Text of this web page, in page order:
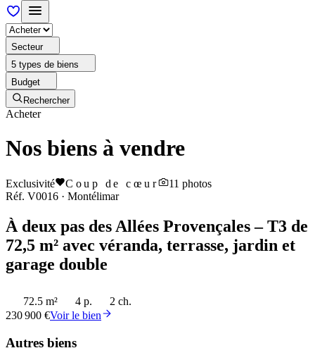
Secteur
5 types de biens
Budget
Rechercher
Acheter
Nos biens à vendre
Exclusivité Coup de cœur 11 photos
Réf. V0016 · Montélimar
À deux pas des Allées Provençales – T3 de
72,5 m² avec véranda, terrasse, jardin et
garage double
72.5 m² 4 p.
2 ch.
230 900 €Voir le bien
Autres biens